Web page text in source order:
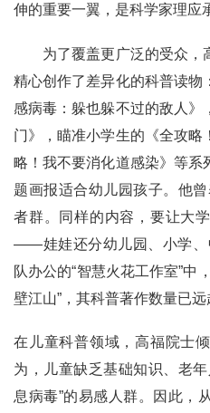
伸的重要一翼，是科学家理应
为了覆盖更广泛的受众，
精心创作了差异化的科普读物
感病毒：躲也躲不过的敌人》
门》，瞄准小学生的《全攻
略！我不要消化道感染》等系
题画报适合幼儿园孩子。他
者群。同样的内容，要让大
——娃娃还分幼儿园、小学、
队办公的“智慧火花工作室”中
壁江山”，其科普著作数量已远
在儿童科普领域，高福院士
为，儿童缺乏基础知识、老
息病毒”的易感人群。因此，